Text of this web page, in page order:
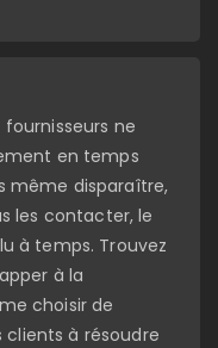
ne
en temps
même disparaître,
les contacter, le
à temps. Trouvez
à la
choisir de
clients à résoudre